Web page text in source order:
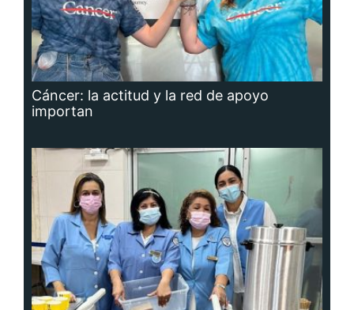
Cáncer: la actitud y la red de apoyo
importan